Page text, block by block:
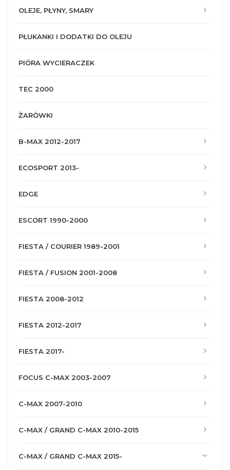
OLEJE, PŁYNY, SMARY
PŁUKANKI I DODATKI DO OLEJU
PIÓRA WYCIERACZEK
TEC 2000
ŻARÓWKI
B-MAX 2012-2017
ECOSPORT 2013-
EDGE
ESCORT 1990-2000
FIESTA / COURIER 1989-2001
FIESTA / FUSION 2001-2008
FIESTA 2008-2012
FIESTA 2012-2017
FIESTA 2017-
FOCUS C-MAX 2003-2007
C-MAX 2007-2010
C-MAX / GRAND C-MAX 2010-2015
C-MAX / GRAND C-MAX 2015-